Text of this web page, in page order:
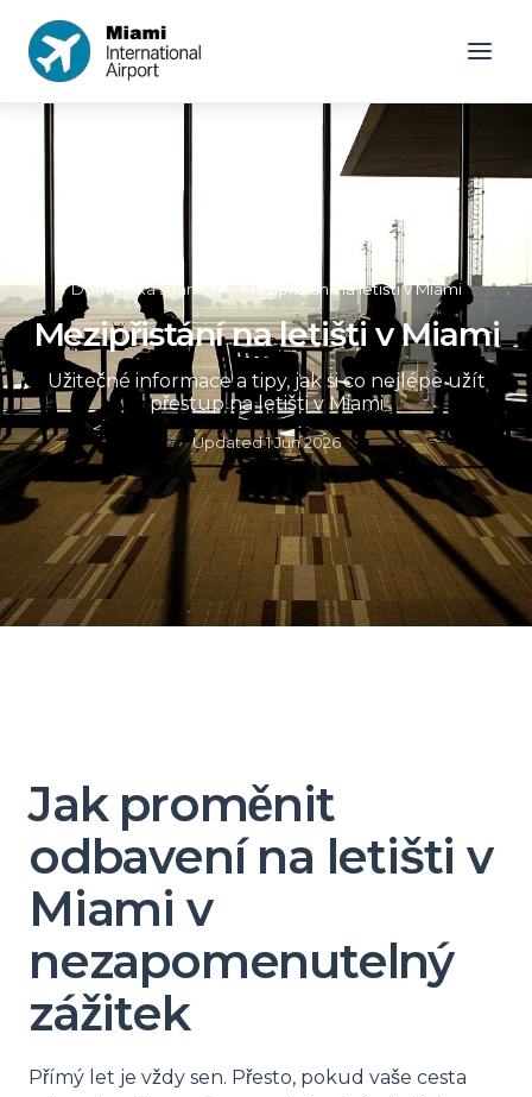
Domovská stránka » Mezipřistání na letišti v Miami
Mezipřistání na letišti v Miami
Užitečné informace a tipy, jak si co nejlépe užít
přestup na letišti v Miami
Updated1 Jun 2026
Jak proměnit
odbavení na letišti v
Miami v
nezapomenutelný
zážitek
Přímý let je vždy sen. Přesto, pokud vaše cesta